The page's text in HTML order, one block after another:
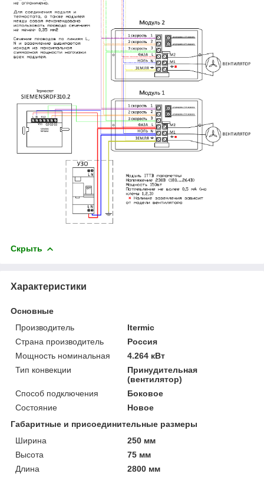
Скрыть
Характеристики
Основные
Производитель
Itermic
Страна производитель
Россия
Мощность номинальная
4.264 кВт
Тип конвекции
Принудительная
(вентилятор)
Способ подключения
Боковое
Состояние
Новое
Габаритные и присоединительные размеры
Ширина
250 мм
Высота
75 мм
Длина
2800 мм